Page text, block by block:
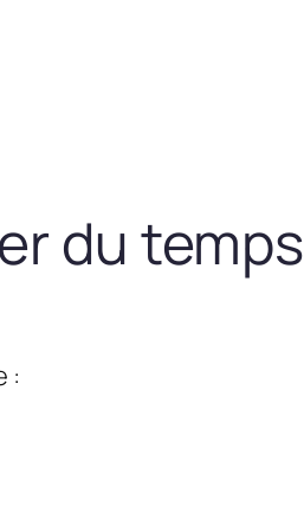
du temps
: